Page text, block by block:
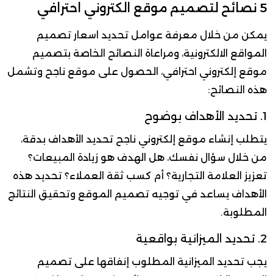
5 نصائح لتصميم موقع الكتروني احترافي
يمكن من خلال معرفة عوامل تحديد اسعار تصميم
المواقع الالكترونية، ومراعاة النصائح الخاصة بتصميم
موقع إلكتروني احترافي، الحصول على موقع ناجح وتشمل
هذه النصائح:
1. تحديد الأهداف بوضوح
يتطلب إنشاء موقع إلكتروني ناجح تحديد الأهداف بدقة،
من خلال سؤال نفسك، هل الهدف هو زيادة المبيعات؟
تعزيز العلامة التجارية؟ أم كسب ثقة العملاء؟ تحديد هذه
الأهداف يساعد في توجيه تصميم الموقع وتحقيق النتائج
المطلوبة.
2. تحديد الميزانية بواقعية
يجب تحديد الميزانية المطلوب إنفاقها على تصميم